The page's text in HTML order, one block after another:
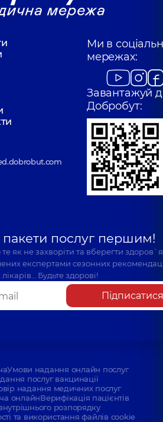
Ми в
мережах:
Завантажуй
Добробут:
пакети послуг першим!
як не захворіти та вберегти
експертами сезонних
Будьте здорові!
Підписатися
Умови надання онлайн послуг
послуг вакцинації
надання медичних послуг
онлайнВерифікація пацієнтів
розпорядку
та використання файлів cookie